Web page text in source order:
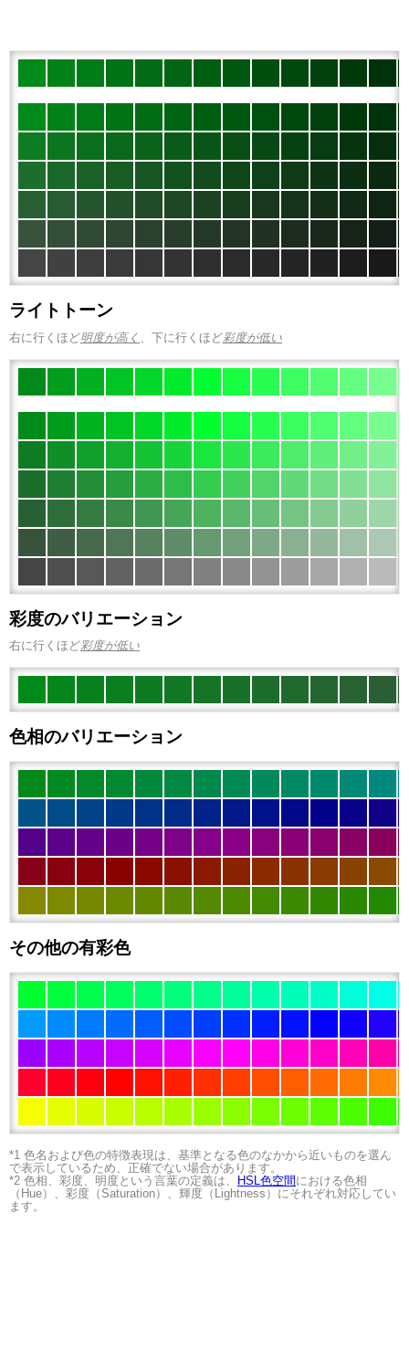
ライトトーン
右に行くほど明度が高く 、下に行くほど彩度が低い
彩度のバリエーション
右に行くほど彩度が低い
色相のバリエーション
その他の有彩色
*1 色名および色の特徴表現は、基準となる色のなかから近いものを選ん
で表示しているため、正確でない場合があります。
*2 色相、彩度、明度という言葉の定義は、
HSL色空間 における色相
（Hue）、彩度（Saturation）、輝度（Lightness）にそれぞれ対応してい
ます。